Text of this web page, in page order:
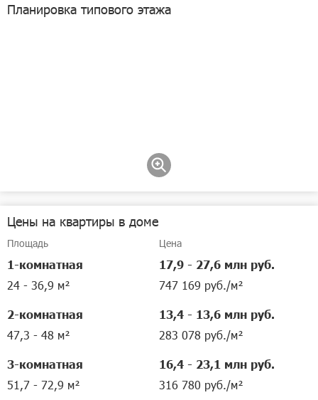
Планировка типового этажа
Цены на квартиры в доме
Площадь Цена
1-комнатная
24 - 36,9 м²
17,9 - 27,6 млн руб.
747 169 руб./м²
2-комнатная
47,3 - 48 м²
13,4 - 13,6 млн руб.
283 078 руб./м²
3-комнатная
51,7 - 72,9 м²
16,4 - 23,1 млн руб.
316 780 руб./м²